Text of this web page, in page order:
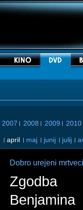
2007 | 2008 | 2009 | 2010
| april | maj | junij | julij |
Dobro urejeni mrtveci
Zgodba